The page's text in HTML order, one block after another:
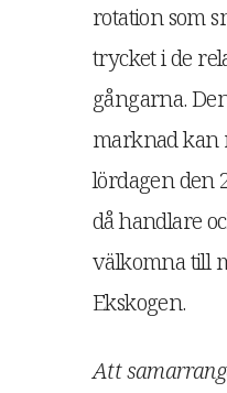
rotation som
trycket i de
gångarna.
marknad kan
lördagen den
då handlare
välkomna till
Ekskogen.
Att